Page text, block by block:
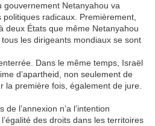
gouvernement Netanyahou va
radicaux. Premièrement,
deux États que même Netanyahou
les dirigeants mondiaux se sont
Dans le même temps, Israël
d’apartheid, non seulement de
la première fois, également de jure.
l’annexion n’a l’intention
des droits dans les territoires